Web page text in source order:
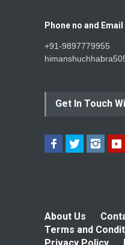
Phone no and Email
+91-9897779955
Get In Touch
About Us
Terms and